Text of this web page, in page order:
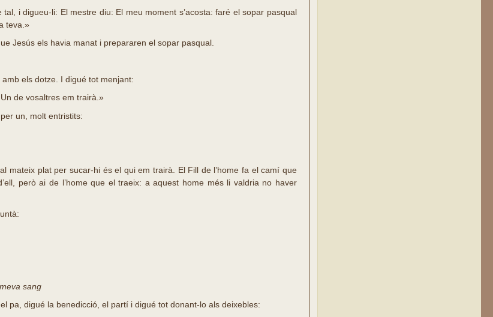
i digueu-li: El mestre diu: El meu moment s’acosta: faré el sopar pasqual
teva.»
Jesús els havia manat i prepararen el sopar pasqual.
els dotze. I digué tot menjant:
de vosaltres em trairà.»
un, molt entristits:
mateix plat per sucar-hi és el qui em trairà. El Fill de l’home fa el camí que
però ai de l’home que el traeix: a aquest home més li valdria no haver
sang
pa, digué la benedicció, el partí i digué tot donant-lo als deixebles: